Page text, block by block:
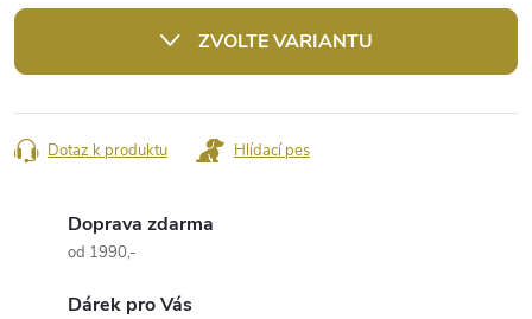
cena:
ZVOLTE VARIANTU
Dotaz k produktu Hlídací pes
Doprava zdarma
od 1990,-
Dárek pro Vás